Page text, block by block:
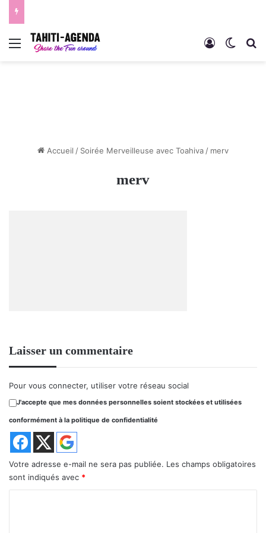
Menu Connexion
Accueil / Soirée Merveilleuse avec Toahiva / merv
merv
Laisser un commentaire
Pour vous connecter, utiliser votre réseau social
J'accepte que mes données personnelles soient stockées et utilisées
conformément à la politique de confidentialité
Votre adresse e-mail ne sera pas publiée. Les champs obligatoires
sont indiqués avec *